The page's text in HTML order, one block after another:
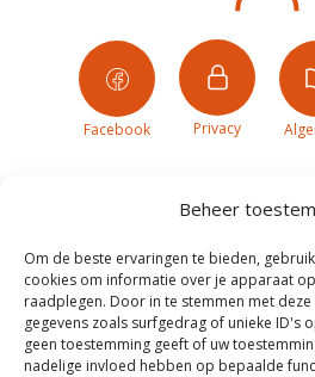
Beheer
Om de beste ervaringen te bieden,
cookies om informatie over je apparaat
raadplegen. Door in te stemmen met
gegevens zoals surfgedrag of unieke ID's
geen toestemming geeft of uw
nadelige invloed hebben op bepaalde
Facebook Privacy